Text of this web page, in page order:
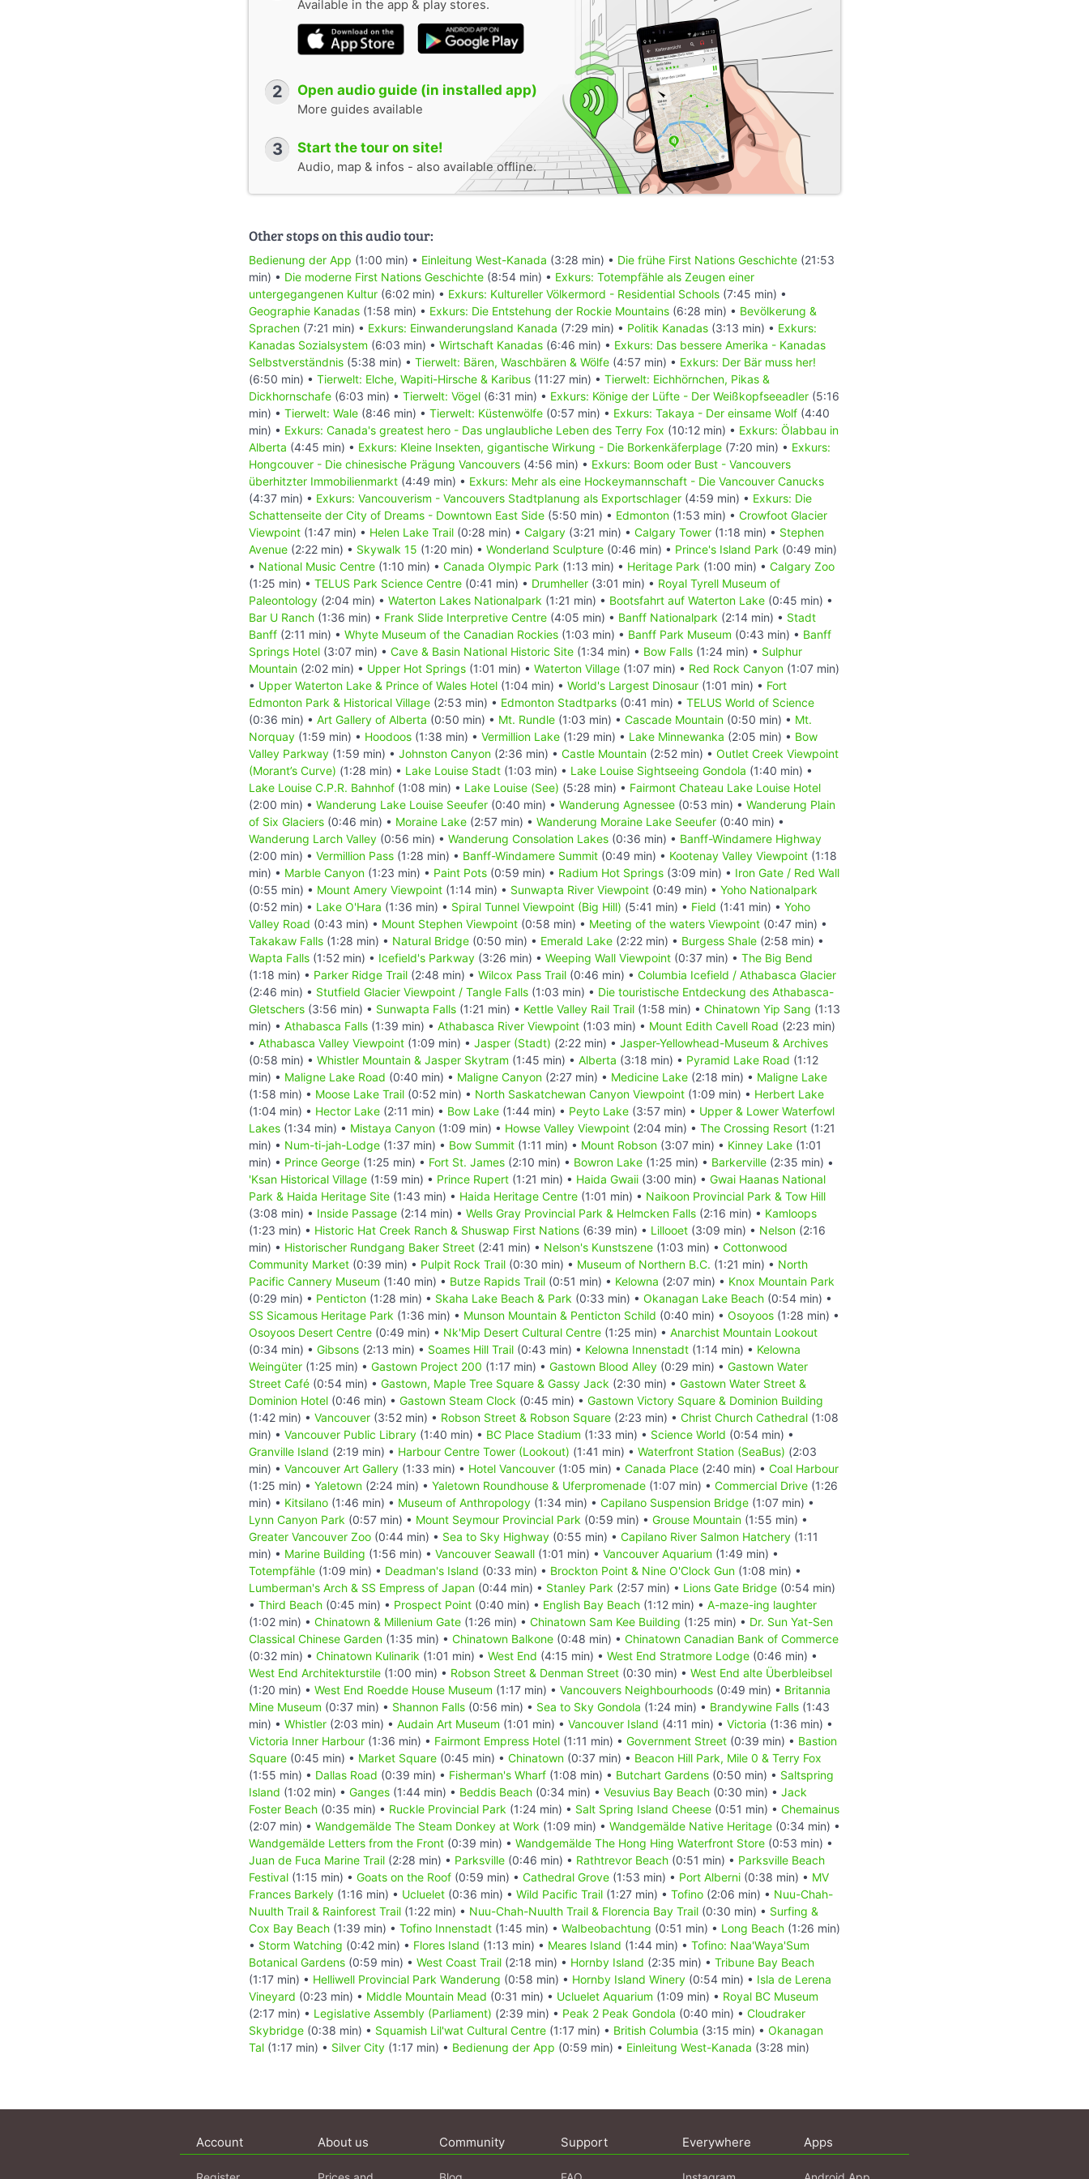
Available in the app & play stores.
2 Open audio guide (in installed app)
More guides available
3 Start the tour on site!
Audio, map & infos - also available offline.
Other stops on this audio tour:
Bedienung der App (1:00 min) • Einleitung West-Kanada (3:28 min) • Die frühe First Nations Geschichte (21:53
min) • Die moderne First Nations Geschichte (8:54 min) • Exkurs: Totempfähle als Zeugen einer
untergegangenen Kultur (6:02 min) • Exkurs: Kultureller Völkermord - Residential Schools (7:45 min) •
Geographie Kanadas (1:58 min) • Exkurs: Die Entstehung der Rockie Mountains (6:28 min) • Bevölkerung &
Sprachen (7:21 min) • Exkurs: Einwanderungsland Kanada (7:29 min) • Politik Kanadas (3:13 min) • Exkurs:
Kanadas Sozialsystem (6:03 min) • Wirtschaft Kanadas (6:46 min) • Exkurs: Das bessere Amerika - Kanadas
Selbstverständnis (5:38 min) • Tierwelt: Bären, Waschbären & Wölfe (4:57 min) • Exkurs: Der Bär muss her!
(6:50 min) • Tierwelt: Elche, Wapiti-Hirsche & Karibus (11:27 min) • Tierwelt: Eichhörnchen, Pikas &
Dickhornschafe (6:03 min) • Tierwelt: Vögel (6:31 min) • Exkurs: Könige der Lüfte - Der Weißkopfseeadler (5:16
min) • Tierwelt: Wale (8:46 min) • Tierwelt: Küstenwölfe (0:57 min) • Exkurs: Takaya - Der einsame Wolf (4:40
min) • Exkurs: Canada's greatest hero - Das unglaubliche Leben des Terry Fox (10:12 min) • Exkurs: Ölabbau in
Alberta (4:45 min) • Exkurs: Kleine Insekten, gigantische Wirkung - Die Borkenkäferplage (7:20 min) • Exkurs:
Hongcouver - Die chinesische Prägung Vancouvers (4:56 min) • Exkurs: Boom oder Bust - Vancouvers
überhitzter Immobilienmarkt (4:49 min) • Exkurs: Mehr als eine Hockeymannschaft - Die Vancouver Canucks
(4:37 min) • Exkurs: Vancouverism - Vancouvers Stadtplanung als Exportschlager (4:59 min) • Exkurs: Die
Schattenseite der City of Dreams - Downtown East Side (5:50 min) • Edmonton (1:53 min) • Crowfoot Glacier
Viewpoint (1:47 min) • Helen Lake Trail (0:28 min) • Calgary (3:21 min) • Calgary Tower (1:18 min) • Stephen
Avenue (2:22 min) • Skywalk 15 (1:20 min) • Wonderland Sculpture (0:46 min) • Prince's Island Park (0:49 min)
• National Music Centre (1:10 min) • Canada Olympic Park (1:13 min) • Heritage Park (1:00 min) • Calgary Zoo
(1:25 min) • TELUS Park Science Centre (0:41 min) • Drumheller (3:01 min) • Royal Tyrell Museum of
Paleontology (2:04 min) • Waterton Lakes Nationalpark (1:21 min) • Bootsfahrt auf Waterton Lake (0:45 min) •
Bar U Ranch (1:36 min) • Frank Slide Interpretive Centre (4:05 min) • Banff Nationalpark (2:14 min) • Stadt
Banff (2:11 min) • Whyte Museum of the Canadian Rockies (1:03 min) • Banff Park Museum (0:43 min) • Banff
Springs Hotel (3:07 min) • Cave & Basin National Historic Site (1:34 min) • Bow Falls (1:24 min) • Sulphur
Mountain (2:02 min) • Upper Hot Springs (1:01 min) • Waterton Village (1:07 min) • Red Rock Canyon (1:07 min)
• Upper Waterton Lake & Prince of Wales Hotel (1:04 min) • World's Largest Dinosaur (1:01 min) • Fort
Edmonton Park & Historical Village (2:53 min) • Edmonton Stadtparks (0:41 min) • TELUS World of Science
(0:36 min) • Art Gallery of Alberta (0:50 min) • Mt. Rundle (1:03 min) • Cascade Mountain (0:50 min) • Mt.
Norquay (1:59 min) • Hoodoos (1:38 min) • Vermillion Lake (1:29 min) • Lake Minnewanka (2:05 min) • Bow
Valley Parkway (1:59 min) • Johnston Canyon (2:36 min) • Castle Mountain (2:52 min) • Outlet Creek Viewpoint
(Morant’s Curve) (1:28 min) • Lake Louise Stadt (1:03 min) • Lake Louise Sightseeing Gondola (1:40 min) •
Lake Louise C.P.R. Bahnhof (1:08 min) • Lake Louise (See) (5:28 min) • Fairmont Chateau Lake Louise Hotel
(2:00 min) • Wanderung Lake Louise Seeufer (0:40 min) • Wanderung Agnessee (0:53 min) • Wanderung Plain
of Six Glaciers (0:46 min) • Moraine Lake (2:57 min) • Wanderung Moraine Lake Seeufer (0:40 min) •
Wanderung Larch Valley (0:56 min) • Wanderung Consolation Lakes (0:36 min) • Banff-Windamere Highway
(2:00 min) • Vermillion Pass (1:28 min) • Banff-Windamere Summit (0:49 min) • Kootenay Valley Viewpoint (1:18
min) • Marble Canyon (1:23 min) • Paint Pots (0:59 min) • Radium Hot Springs (3:09 min) • Iron Gate / Red Wall
(0:55 min) • Mount Amery Viewpoint (1:14 min) • Sunwapta River Viewpoint (0:49 min) • Yoho Nationalpark
(0:52 min) • Lake O'Hara (1:36 min) • Spiral Tunnel Viewpoint (Big Hill) (5:41 min) • Field (1:41 min) • Yoho
Valley Road (0:43 min) • Mount Stephen Viewpoint (0:58 min) • Meeting of the waters Viewpoint (0:47 min) •
Takakaw Falls (1:28 min) • Natural Bridge (0:50 min) • Emerald Lake (2:22 min) • Burgess Shale (2:58 min) •
Wapta Falls (1:52 min) • Icefield's Parkway (3:26 min) • Weeping Wall Viewpoint (0:37 min) • The Big Bend
(1:18 min) • Parker Ridge Trail (2:48 min) • Wilcox Pass Trail (0:46 min) • Columbia Icefield / Athabasca Glacier
(2:46 min) • Stutfield Glacier Viewpoint / Tangle Falls (1:03 min) • Die touristische Entdeckung des Athabasca-
Gletschers (3:56 min) • Sunwapta Falls (1:21 min) • Kettle Valley Rail Trail (1:58 min) • Chinatown Yip Sang (1:13
min) • Athabasca Falls (1:39 min) • Athabasca River Viewpoint (1:03 min) • Mount Edith Cavell Road (2:23 min)
• Athabasca Valley Viewpoint (1:09 min) • Jasper (Stadt) (2:22 min) • Jasper-Yellowhead-Museum & Archives
(0:58 min) • Whistler Mountain & Jasper Skytram (1:45 min) • Alberta (3:18 min) • Pyramid Lake Road (1:12
min) • Maligne Lake Road (0:40 min) • Maligne Canyon (2:27 min) • Medicine Lake (2:18 min) • Maligne Lake
(1:58 min) • Moose Lake Trail (0:52 min) • North Saskatchewan Canyon Viewpoint (1:09 min) • Herbert Lake
(1:04 min) • Hector Lake (2:11 min) • Bow Lake (1:44 min) • Peyto Lake (3:57 min) • Upper & Lower Waterfowl
Lakes (1:34 min) • Mistaya Canyon (1:09 min) • Howse Valley Viewpoint (2:04 min) • The Crossing Resort (1:21
min) • Num-ti-jah-Lodge (1:37 min) • Bow Summit (1:11 min) • Mount Robson (3:07 min) • Kinney Lake (1:01
min) • Prince George (1:25 min) • Fort St. James (2:10 min) • Bowron Lake (1:25 min) • Barkerville (2:35 min) •
'Ksan Historical Village (1:59 min) • Prince Rupert (1:21 min) • Haida Gwaii (3:00 min) • Gwai Haanas National
Park & Haida Heritage Site (1:43 min) • Haida Heritage Centre (1:01 min) • Naikoon Provincial Park & Tow Hill
(3:08 min) • Inside Passage (2:14 min) • Wells Gray Provincial Park & Helmcken Falls (2:16 min) • Kamloops
(1:23 min) • Historic Hat Creek Ranch & Shuswap First Nations (6:39 min) • Lillooet (3:09 min) • Nelson (2:16
min) • Historischer Rundgang Baker Street (2:41 min) • Nelson's Kunstszene (1:03 min) • Cottonwood
Community Market (0:39 min) • Pulpit Rock Trail (0:30 min) • Museum of Northern B.C. (1:21 min) • North
Pacific Cannery Museum (1:40 min) • Butze Rapids Trail (0:51 min) • Kelowna (2:07 min) • Knox Mountain Park
(0:29 min) • Penticton (1:28 min) • Skaha Lake Beach & Park (0:33 min) • Okanagan Lake Beach (0:54 min) •
SS Sicamous Heritage Park (1:36 min) • Munson Mountain & Penticton Schild (0:40 min) • Osoyoos (1:28 min) •
Osoyoos Desert Centre (0:49 min) • Nk'Mip Desert Cultural Centre (1:25 min) • Anarchist Mountain Lookout
(0:34 min) • Gibsons (2:13 min) • Soames Hill Trail (0:43 min) • Kelowna Innenstadt (1:14 min) • Kelowna
Weingüter (1:25 min) • Gastown Project 200 (1:17 min) • Gastown Blood Alley (0:29 min) • Gastown Water
Street Café (0:54 min) • Gastown, Maple Tree Square & Gassy Jack (2:30 min) • Gastown Water Street &
Dominion Hotel (0:46 min) • Gastown Steam Clock (0:45 min) • Gastown Victory Square & Dominion Building
(1:42 min) • Vancouver (3:52 min) • Robson Street & Robson Square (2:23 min) • Christ Church Cathedral (1:08
min) • Vancouver Public Library (1:40 min) • BC Place Stadium (1:33 min) • Science World (0:54 min) •
Granville Island (2:19 min) • Harbour Centre Tower (Lookout) (1:41 min) • Waterfront Station (SeaBus) (2:03
min) • Vancouver Art Gallery (1:33 min) • Hotel Vancouver (1:05 min) • Canada Place (2:40 min) • Coal Harbour
(1:25 min) • Yaletown (2:24 min) • Yaletown Roundhouse & Uferpromenade (1:07 min) • Commercial Drive (1:26
min) • Kitsilano (1:46 min) • Museum of Anthropology (1:34 min) • Capilano Suspension Bridge (1:07 min) •
Lynn Canyon Park (0:57 min) • Mount Seymour Provincial Park (0:59 min) • Grouse Mountain (1:55 min) •
Greater Vancouver Zoo (0:44 min) • Sea to Sky Highway (0:55 min) • Capilano River Salmon Hatchery (1:11
min) • Marine Building (1:56 min) • Vancouver Seawall (1:01 min) • Vancouver Aquarium (1:49 min) •
Totempfähle (1:09 min) • Deadman's Island (0:33 min) • Brockton Point & Nine O'Clock Gun (1:08 min) •
Lumberman's Arch & SS Empress of Japan (0:44 min) • Stanley Park (2:57 min) • Lions Gate Bridge (0:54 min)
• Third Beach (0:45 min) • Prospect Point (0:40 min) • English Bay Beach (1:12 min) • A-maze-ing laughter
(1:02 min) • Chinatown & Millenium Gate (1:26 min) • Chinatown Sam Kee Building (1:25 min) • Dr. Sun Yat-Sen
Classical Chinese Garden (1:35 min) • Chinatown Balkone (0:48 min) • Chinatown Canadian Bank of Commerce
(0:32 min) • Chinatown Kulinarik (1:01 min) • West End (4:15 min) • West End Stratmore Lodge (0:46 min) •
West End Architekturstile (1:00 min) • Robson Street & Denman Street (0:30 min) • West End alte Überbleibsel
(1:20 min) • West End Roedde House Museum (1:17 min) • Vancouvers Neighbourhoods (0:49 min) • Britannia
Mine Museum (0:37 min) • Shannon Falls (0:56 min) • Sea to Sky Gondola (1:24 min) • Brandywine Falls (1:43
min) • Whistler (2:03 min) • Audain Art Museum (1:01 min) • Vancouver Island (4:11 min) • Victoria (1:36 min) •
Victoria Inner Harbour (1:36 min) • Fairmont Empress Hotel (1:11 min) • Government Street (0:39 min) • Bastion
Square (0:45 min) • Market Square (0:45 min) • Chinatown (0:37 min) • Beacon Hill Park, Mile 0 & Terry Fox
(1:55 min) • Dallas Road (0:39 min) • Fisherman's Wharf (1:08 min) • Butchart Gardens (0:50 min) • Saltspring
Island (1:02 min) • Ganges (1:44 min) • Beddis Beach (0:34 min) • Vesuvius Bay Beach (0:30 min) • Jack
Foster Beach (0:35 min) • Ruckle Provincial Park (1:24 min) • Salt Spring Island Cheese (0:51 min) • Chemainus
(2:07 min) • Wandgemälde The Steam Donkey at Work (1:09 min) • Wandgemälde Native Heritage (0:34 min) •
Wandgemälde Letters from the Front (0:39 min) • Wandgemälde The Hong Hing Waterfront Store (0:53 min) •
Juan de Fuca Marine Trail (2:28 min) • Parksville (0:46 min) • Rathtrevor Beach (0:51 min) • Parksville Beach
Festival (1:15 min) • Goats on the Roof (0:59 min) • Cathedral Grove (1:53 min) • Port Alberni (0:38 min) • MV
Frances Barkely (1:16 min) • Ucluelet (0:36 min) • Wild Pacific Trail (1:27 min) • Tofino (2:06 min) • Nuu-Chah-
Nuulth Trail & Rainforest Trail (1:22 min) • Nuu-Chah-Nuulth Trail & Florencia Bay Trail (0:30 min) • Surfing &
Cox Bay Beach (1:39 min) • Tofino Innenstadt (1:45 min) • Walbeobachtung (0:51 min) • Long Beach (1:26 min)
• Storm Watching (0:42 min) • Flores Island (1:13 min) • Meares Island (1:44 min) • Tofino: Naa'Waya'Sum
Botanical Gardens (0:59 min) • West Coast Trail (2:18 min) • Hornby Island (2:35 min) • Tribune Bay Beach
(1:17 min) • Helliwell Provincial Park Wanderung (0:58 min) • Hornby Island Winery (0:54 min) • Isla de Lerena
Vineyard (0:23 min) • Middle Mountain Mead (0:31 min) • Ucluelet Aquarium (1:09 min) • Royal BC Museum
(2:17 min) • Legislative Assembly (Parliament) (2:39 min) • Peak 2 Peak Gondola (0:40 min) • Cloudraker
Skybridge (0:38 min) • Squamish Lil'wat Cultural Centre (1:17 min) • British Columbia (3:15 min) • Okanagan
Tal (1:17 min) • Silver City (1:17 min) • Bedienung der App (0:59 min) • Einleitung West-Kanada (3:28 min)
Account About us Community Support Everywhere Apps